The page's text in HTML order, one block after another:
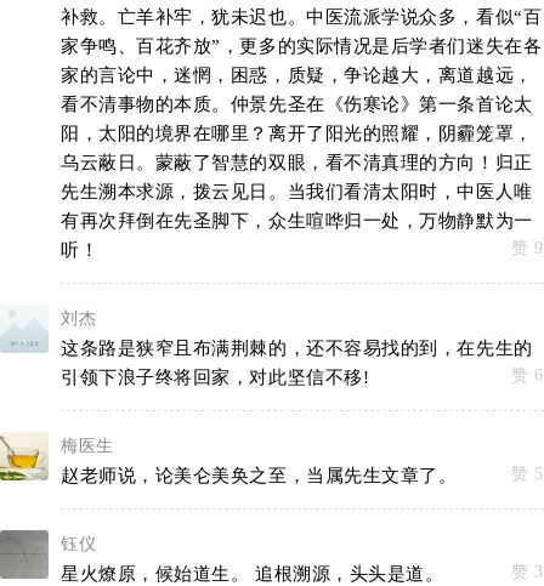
补救。亡羊补牢，犹未迟也。中医流派学说众多，看似“百
家争鸣、百花齐放”，更多的实际情况是后学者们迷失在各
家的言论中，迷惘，困惑，质疑，争论越大，离道越远，
看不清事物的本质。仲景先圣在《伤寒论》第一条首论太
阳，太阳的境界在哪里？离开了阳光的照耀，阴霾笼罩，
乌云蔽日。蒙蔽了智慧的双眼，看不清真理的方向！归正
先生溯本求源，拨云见日。当我们看清太阳时，中医人唯
有再次拜倒在先圣脚下，众生喧哗归一处，万物静默为一
听！
赞 9
刘杰
这条路是狭窄且布满荆棘的，还不容易找的到，在先生的
引领下浪子终将回家，对此坚信不移!
赞 6
梅医生
赵老师说，论美仑美奂之至，当属先生文章了。 赞 5
钰仪
星火燎原，候始道生。 追根溯源，头头是道。 赞 3